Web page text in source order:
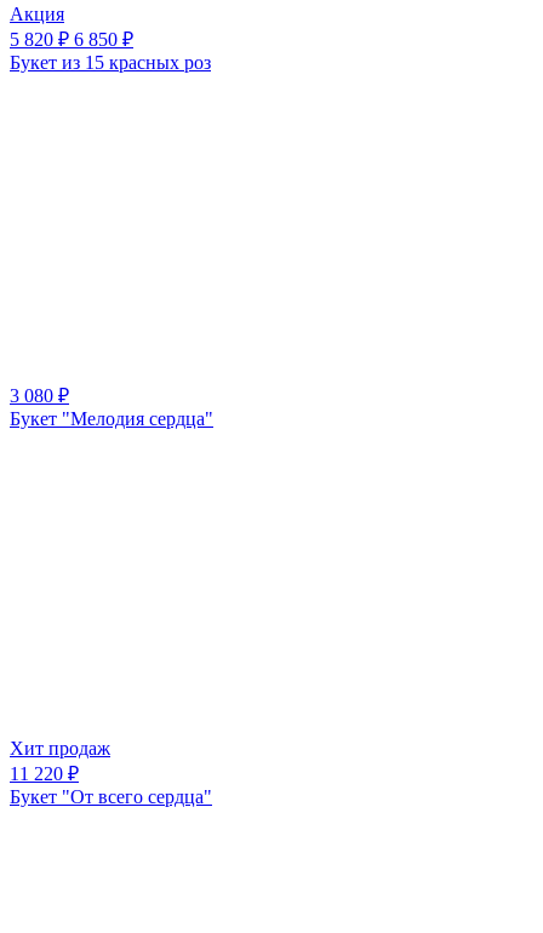
Акция
5 820 ₽ 6 850 ₽
Букет из 15 красных роз
3 080 ₽
Букет "Мелодия сердца"
Хит продаж
11 220 ₽
Букет "От всего сердца"